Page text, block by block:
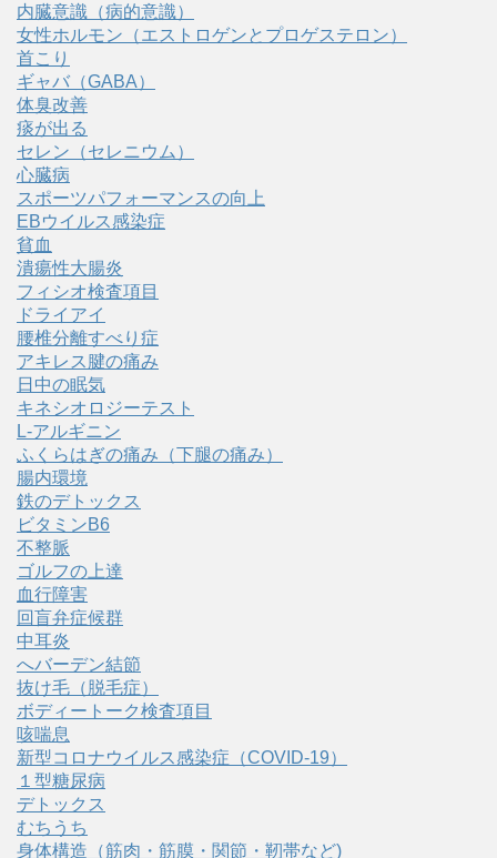
内臓意識（病的意識）
女性ホルモン（エストロゲンとプロゲステロン）
首こり
ギャバ（GABA）
体臭改善
痰が出る
セレン（セレニウム）
心臓病
スポーツパフォーマンスの向上
EBウイルス感染症
貧血
潰瘍性大腸炎
フィシオ検査項目
ドライアイ
腰椎分離すべり症
アキレス腱の痛み
日中の眠気
キネシオロジーテスト
L-アルギニン
ふくらはぎの痛み（下腿の痛み）
腸内環境
鉄のデトックス
ビタミンB6
不整脈
ゴルフの上達
血行障害
回盲弁症候群
中耳炎
へバーデン結節
抜け毛（脱毛症）
ボディートーク検査項目
咳喘息
新型コロナウイルス感染症（COVID‑19）
１型糖尿病
デトックス
むちうち
身体構造（筋肉・筋膜・関節・靭帯など)